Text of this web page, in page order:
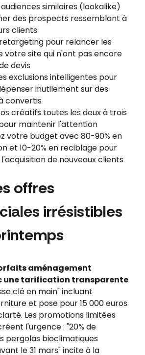
audiences similaires (lookalike)
des prospects ressemblant à
clients
pour relancer les
votre site qui n'ont pas encore
devis
exclusions intelligentes pour
inutilement sur des
convertis
créatifs toutes les deux à trois
maintenir l'attention
votre budget avec 80-90% en
et 10-20% en reciblage pour
de nouveaux clients
offres
irrésistibles
aménagement
une tarification transparente.
clé en main" incluant
et pose pour 15 000 euros
Les promotions limitées
l'urgence : "20% de
pergolas bioclimatiques
le 31 mars" incite à la